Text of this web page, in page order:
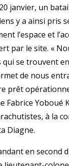
janvier, un
y a ainsi pris
l’espace et
par le site. «
se trouvent
de nous
prêt
Fabrice Yoboué
à la
Diagne.
en second